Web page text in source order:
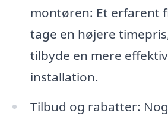
montøren: Et erfarent
tage en højere
tilbyde en mere
installation.
Tilbud og rabatter: